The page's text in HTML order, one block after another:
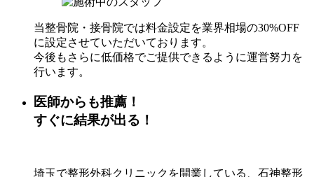
当整骨院・接骨院では料金設定を業界相場の30%OFF
に設定させていただいております。
今後もさらに低価格でご提供できるように運営努力を
行います。
医師からも推薦！
すぐに結果が出る！
埼玉で整形外科クリニックを開業している、石神整形